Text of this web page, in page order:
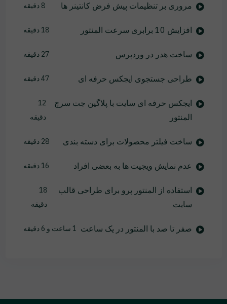
مروری بر تنظیمات پیش فرض کانتینر ها 8 دقیقه
افزایش 10 برابری سرعت المنتور 18 دقیقه
ساخت هدر در وردپرس 27 دقیقه
طراحی جستجوی ایجکس حرفه ای 47 دقیقه
ایجکس حرفه ای سایت با پلاگین جت سرچ
المنتور
12
دقیقه
ساخت فیلتر محصولات برای دسته بندی 28 دقیقه
عدم نمایش ویجیت ها به بعضی افراد 16 دقیقه
استفاده از المنتور پرو برای طراحی قالب
سایت
18
دقیقه
صفر تا صد با المنتور در یک ساعت 1 ساعت و 6 دقیقه